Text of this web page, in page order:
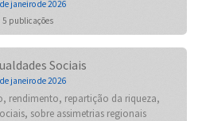
janeiro de 2026
5 publicações
Sociais
janeiro de 2026
rendimento, repartição da riqueza,
sobre assimetrias regionais